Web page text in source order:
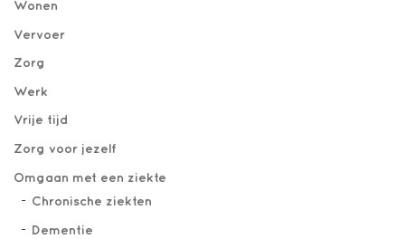
Wonen
Vervoer
Zorg
Werk
Vrije tijd
Zorg voor jezelf
Omgaan met een ziekte
Chronische ziekten
Dementie